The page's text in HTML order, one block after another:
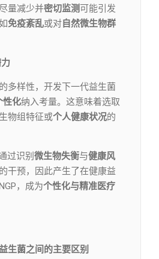
量减少并密切监测 可能引发
免疫紊乱或对 自然微生物群
多样性，开发下一代益生菌
性化纳入考量。这意味着选取
物组特征或个人健康状况的
过识别 微生物失衡与健康风
干预，因此产生了在健康益
，成为个性化与精准医疗
生菌之间的主要区别